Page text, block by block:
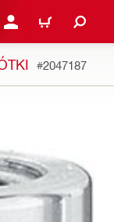
SIĘ LUB
KOSZYK
#2047187